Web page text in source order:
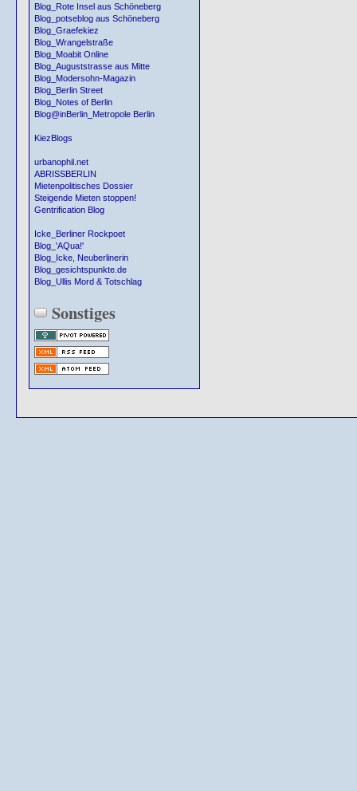
Blog_Rote Insel aus Schöneberg
Blog_potseblog aus Schöneberg
Blog_Graefekiez
Blog_Wrangelstraße
Blog_Moabit Online
Blog_Auguststrasse aus Mitte
Blog_Modersohn-Magazin
Blog_Berlin Street
Blog_Notes of Berlin
Blog@inBerlin_Metropole Berlin
KiezBlogs
urbanophil.net
ABRISSBERLIN
Mietenpolitisches Dossier
Steigende Mieten stoppen!
Gentrification Blog
Icke_Berliner Rockpoet
Blog_'AQua!'
Blog_Icke, Neuberlinerin
Blog_gesichtspunkte.de
Blog_Ullis Mord & Totschlag
Sonstiges